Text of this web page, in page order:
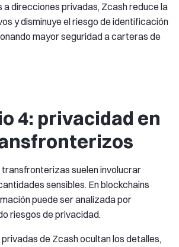
direcciones privadas, Zcash reduce la
y disminuye el riesgo de identificación
mayor seguridad a carteras de
4: privacidad en
suelen involucrar
sensibles. En blockchains
puede ser analizada por
riesgos de privacidad.
de Zcash ocultan los detalles,